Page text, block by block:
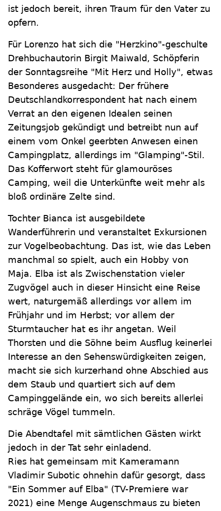
ist jedoch bereit, ihren Traum für den Vater zu
opfern.
Für Lorenzo hat sich die "Herzkino"-geschulte
Drehbuchautorin Birgit Maiwald, Schöpferin
der Sonntagsreihe "Mit Herz und Holly", etwas
Besonderes ausgedacht: Der frühere
Deutschlandkorrespondent hat nach einem
Verrat an den eigenen Idealen seinen
Zeitungsjob gekündigt und betreibt nun auf
einem vom Onkel geerbten Anwesen einen
Campingplatz, allerdings im "Glamping"-Stil.
Das Kofferwort steht für glamouröses
Camping, weil die Unterkünfte weit mehr als
bloß ordinäre Zelte sind.
Tochter Bianca ist ausgebildete
Wanderführerin und veranstaltet Exkursionen
zur Vogelbeobachtung. Das ist, wie das Leben
manchmal so spielt, auch ein Hobby von
Maja. Elba ist als Zwischenstation vieler
Zugvögel auch in dieser Hinsicht eine Reise
wert, naturgemäß allerdings vor allem im
Frühjahr und im Herbst; vor allem der
Sturmtaucher hat es ihr angetan. Weil
Thorsten und die Söhne beim Ausflug keinerlei
Interesse an den Sehenswürdigkeiten zeigen,
macht sie sich kurzerhand ohne Abschied aus
dem Staub und quartiert sich auf dem
Campinggelände ein, wo sich bereits allerlei
schräge Vögel tummeln.
Die Abendtafel mit sämtlichen Gästen wirkt
jedoch in der Tat sehr einladend.
Ries hat gemeinsam mit Kameramann
Vladimir Subotic ohnehin dafür gesorgt, dass
"Ein Sommer auf Elba" (TV-Premiere war
2021) eine Menge Augenschmaus zu bieten